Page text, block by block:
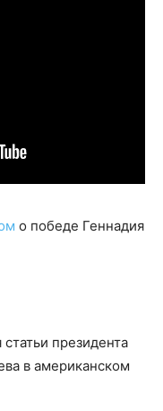
о победе Геннадия
президента
в американском